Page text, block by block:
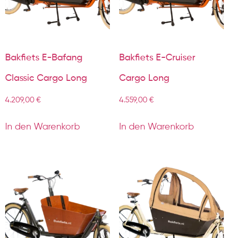
Bakfiets E-Bafang
Classic Cargo Long
4.209,00 €
In den Warenkorb
Bakfiets E-Cruiser
Cargo Long
4.559,00 €
In den Warenkorb